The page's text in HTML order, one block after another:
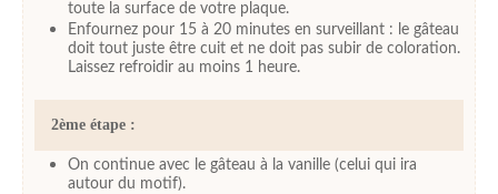
toute la surface de votre plaque.
Enfournez pour 15 à 20 minutes en surveillant : le gâteau
doit tout juste être cuit et ne doit pas subir de coloration.
Laissez refroidir au moins 1 heure.
2ème étape :
On continue avec le gâteau à la vanille (celui qui ira
autour du motif).